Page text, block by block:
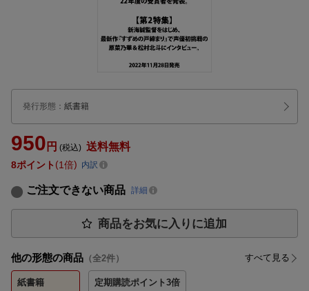
発行形態 ： 紙書籍
950 円 (税込) 送料無料
8ポイント 1倍 内訳
ご注文できない商品 詳細
商品をお気に入りに追加
他の形態の商品 （全2件） すべて見る
紙書籍 定期購読ポイント3倍